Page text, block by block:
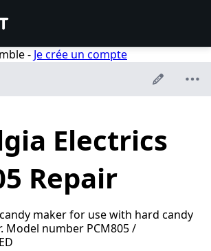
- Je crée un compte
Electrics
Repair
maker for use with hard candy
Model number PCM805 /